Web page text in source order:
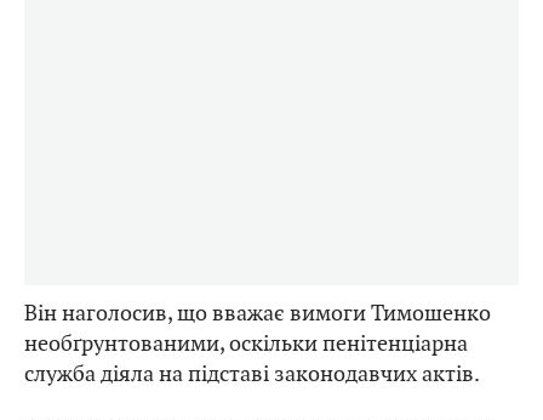
Він наголосив, що вважає вимоги Тимошенко
необґрунтованими, оскільки пенітенціарна
служба діяла на підставі законодавчих актів.